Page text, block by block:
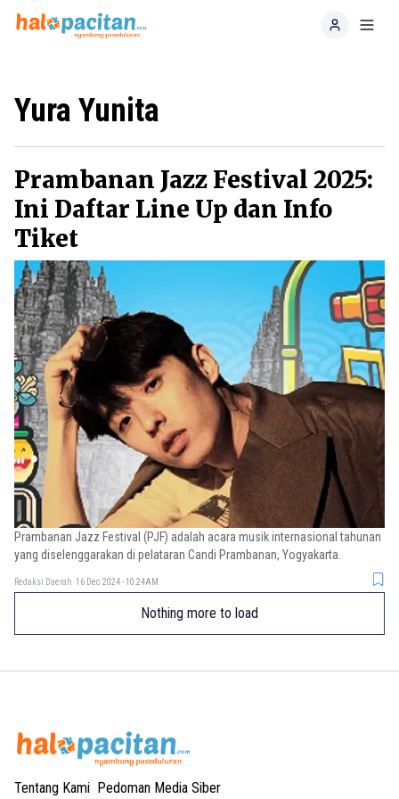
Home
Yura Yunita
Prambanan Jazz Festival 2025:
Ini Daftar Line Up dan Info
Tiket
Prambanan Jazz Festival (PJF) adalah acara musik internasional tahunan
yang diselenggarakan di pelataran Candi Prambanan, Yogyakarta.
Redaksi Daerah 16 Dec 2024 - 10:24AM
Nothing more to load
Tentang Kami Pedoman Media Siber